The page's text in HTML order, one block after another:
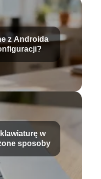
z Androida
w
sposoby